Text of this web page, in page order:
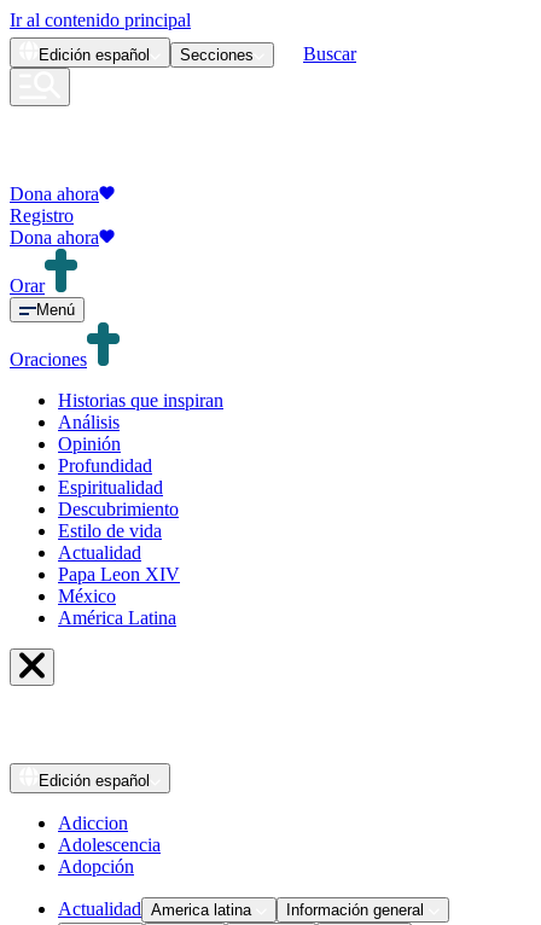
Ir al contenido principal
Edición español Secciones Buscar
Dona ahora
Registro
Dona ahora
Orar
Menú
Oraciones
Historias que inspiran
Análisis
Opinión
Profundidad
Espiritualidad
Descubrimiento
Estilo de vida
Actualidad
Papa Leon XIV
México
América Latina
Edición español
Adiccion
Adolescencia
Adopción
Actualidad America latina
Información general